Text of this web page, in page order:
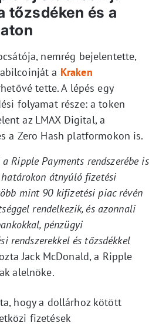
tőzsdéken és a
nemrég bejelentette,
a Kraken
tette. A lépés egy
folyamat része: a token
az LMAX Digital, a
a Zero Hash platformokon is.
Ripple Payments rendszerébe is
átnyúló fizetési
mint 90 kifizetési piac révén
rendelkezik, és azonnali
pénzügyi
rendszerekkel és tőzsdékkel
Jack McDonald, a Ripple
alelnöke.
hogy a dollárhoz kötött
fizetések